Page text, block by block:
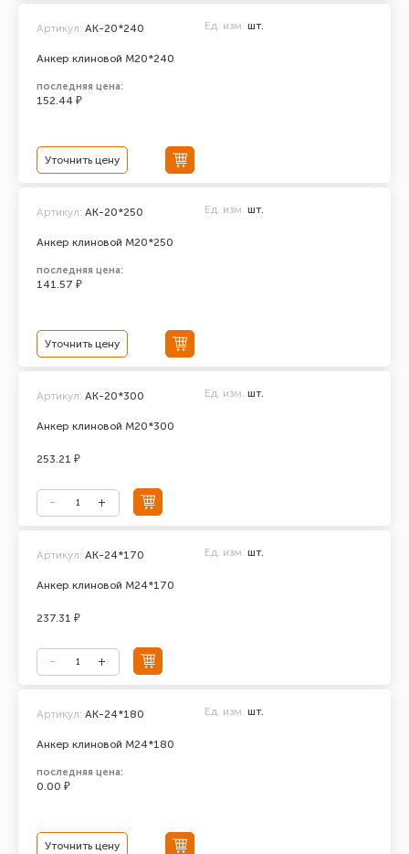
Анкер клиновой М20*240
Артикул: АК-20*240 Ед. изм. шт.
последняя цена:
152.44 ₽
Уточнить цену
Анкер клиновой М20*250
Артикул: АК-20*250 Ед. изм. шт.
последняя цена:
141.57 ₽
Уточнить цену
Анкер клиновой М20*300
Артикул: АК-20*300 Ед. изм. шт.
253.21 ₽
Анкер клиновой М24*170
Артикул: АК-24*170 Ед. изм. шт.
237.31 ₽
Анкер клиновой М24*180
Артикул: AK-24*180 Ед. изм. шт.
последняя цена:
0.00 ₽
Уточнить цену